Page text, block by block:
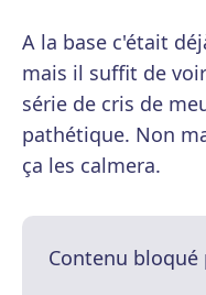
A la base c'était
mais il suffit de
série de cris de
pathétique. Non
ça les calmera.
Contenu bloqué